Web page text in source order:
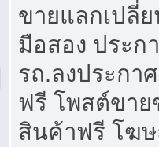
ขายแลกเปลี่
มือสอง ประก
รถ.ลงประกา
ฟรี โพสต์ขา
สินค้าฟรี โฆ